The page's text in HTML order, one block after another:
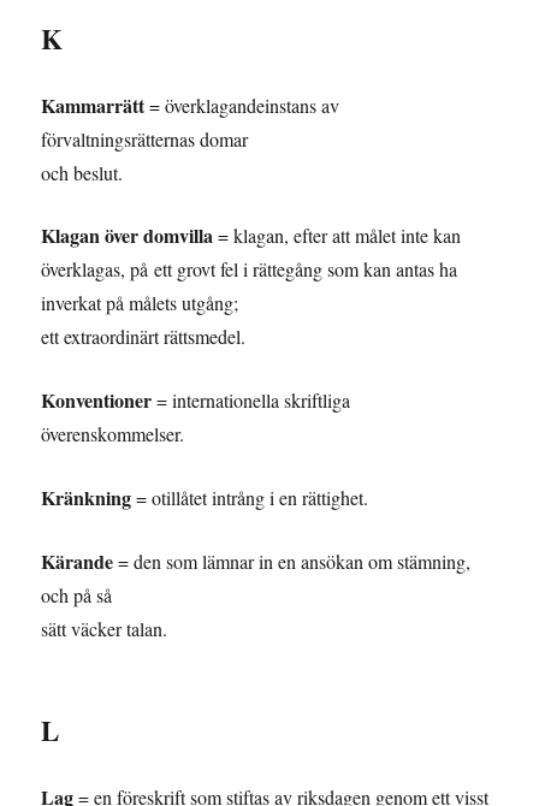
K
Kammarrätt= överklagandeinstans av
förvaltningsrätternas domar
och beslut.
Klagan över domvilla= klagan, efter att målet inte kan
överklagas, på ett grovt fel i rättegång som kan antas ha
inverkat på målets utgång;
ett extraordinärt rättsmedel.
Konventioner= internationella skriftliga
överenskommelser.
Kränkning= otillåtet intrång i en rättighet.
Kärande= den som lämnar in en ansökan om stämning,
och på så
sätt väcker talan.
L
Lag= en föreskrift som stiftas av riksdagen genom ett visst